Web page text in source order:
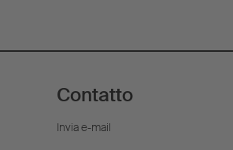
Contatto
Invia e-mail